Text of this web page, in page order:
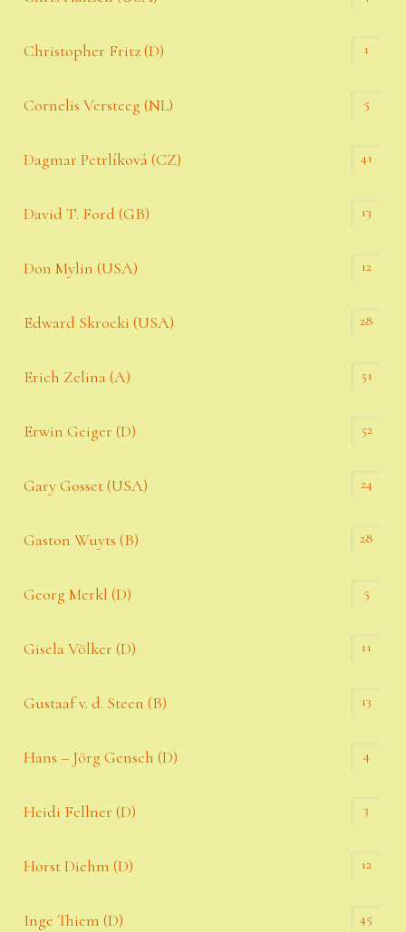
Christopher Fritz (D) 1
Cornelis Versteeg (NL) 5
Dagmar Petrlíková (CZ) 41
David T. Ford (GB) 13
Don Mylin (USA) 12
Edward Skrocki (USA) 28
Erich Zelina (A) 51
Erwin Geiger (D) 52
Gary Gosset (USA) 24
Gaston Wuyts (B) 28
Georg Merkl (D) 5
Gisela Völker (D) 11
Gustaaf v. d. Steen (B) 13
Hans – Jörg Gensch (D) 4
Heidi Fellner (D) 3
Horst Diehm (D) 12
Inge Thiem (D) 45